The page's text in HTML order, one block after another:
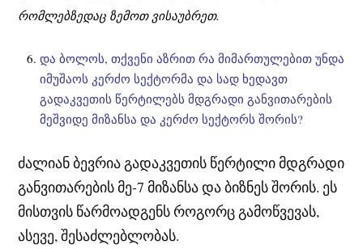
რომლებზედაც ზემოთ ვისაუბრეთ.
და ბოლოს, თქვენი აზრით რა მიმართულებით უნდა
იმუშაოს კერძო სექტორმა და სად ხედავთ
გადაკვეთის წერტილებს მდგრადი განვითარების
მეშვიდე მიზანსა და კერძო სექტორს შორის?
ძალიან ბევრია გადაკვეთის წერტილი მდგრადი
განვითარების მე-7 მიზანსა და ბიზნეს შორის. ეს
მისთვის წარმოადგენს როგორც გამოწვევას,
ასევე, შესაძლებლობას.